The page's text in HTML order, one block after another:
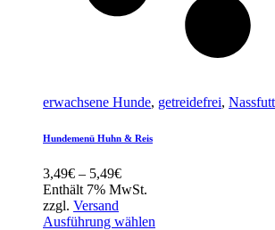
erwachsene Hunde, getreidefrei,
Hundemenü Huhn & Reis
3,49€ – 5,49€Preisspanne:
3,49€
5,49€
Enthält 7% MwSt.
zzgl. Versand
Ausführung wählen